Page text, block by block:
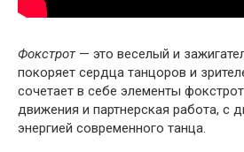
Фокстрот— это веселый и
покоряет сердца танцоров и
сочетает в себе элементы
движения и партнерская работа, с
энергией современного танца.